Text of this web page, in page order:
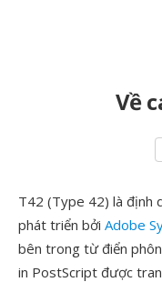
Về
T42 (Type 42) là định
phát triển bởi Adobe
bên trong từ điển
in PostScript được